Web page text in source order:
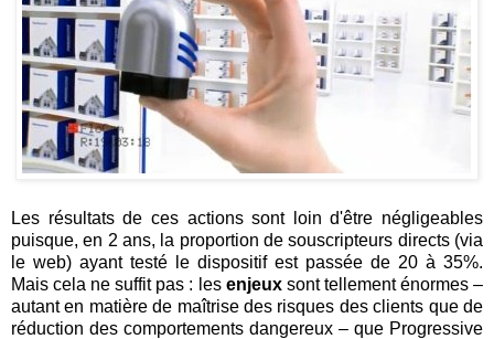
Les résultats de ces actions sont loin d'être négligeables
puisque, en 2 ans, la proportion de souscripteurs directs (via
le web) ayant testé le dispositif est passée de 20 à 35%.
Mais cela ne suffit pas : les enjeuxsont tellement énormes –
autant en matière de maîtrise des risques des clients que de
réduction des comportements dangereux – que Progressive